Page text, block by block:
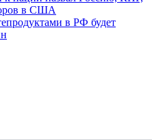
в США
в РФ будет